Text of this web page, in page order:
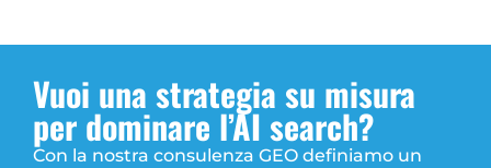
Vuoi una strategia su misura
per dominare l’AI search?
Con la nostra consulenza GEO definiamo un